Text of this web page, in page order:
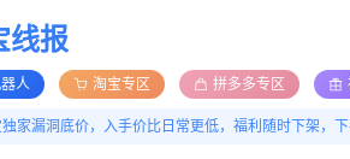
线报
人 淘宝专区 拼多多专区
独家漏洞底价，入手价比日常更低，福利随时下架，